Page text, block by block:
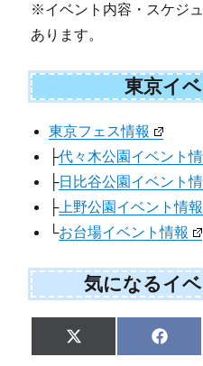
※イベント内容・スケジ
あります。
東京イ
東京フェス情報
├代々木公園イベント
├日比谷公園イベント
├上野公園イベント情報
└お台場イベント情報
気になるイ
Share
on
X
(
Share
on
F
a